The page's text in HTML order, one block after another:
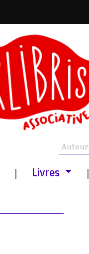
| Livres |